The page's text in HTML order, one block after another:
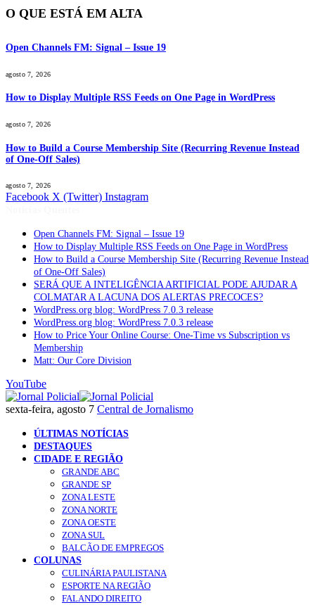
O QUE ESTÁ EM ALTA
Open Channels FM: Signal – Issue 19
agosto 7, 2026
How to Display Multiple RSS Feeds on One Page in WordPress
agosto 7, 2026
How to Build a Course Membership Site (Recurring Revenue Instead
of One-Off Sales)
agosto 7, 2026
Facebook X (Twitter) Instagram
Open Channels FM: Signal – Issue 19
How to Display Multiple RSS Feeds on One Page in WordPress
How to Build a Course Membership Site (Recurring Revenue Instead
of One-Off Sales)
SERÁ QUE A INTELIGÊNCIA ARTIFICIAL PODE AJUDAR A
COLMATAR A LACUNA DOS ALERTAS PRECOCES?
WordPress.org blog: WordPress 7.0.3 release
WordPress.org blog: WordPress 7.0.3 release
How to Price Your Online Course: One-Time vs Subscription vs
Membership
Matt: Our Core Division
YouTube
sexta-feira, agosto 7 Central de Jornalismo
ÚLTIMAS NOTÍCIAS
DESTAQUES
CIDADE E REGIÃO
GRANDE ABC
GRANDE SP
ZONA LESTE
ZONA NORTE
ZONA OESTE
ZONA SUL
BALCÃO DE EMPREGOS
COLUNAS
CULINÁRIA PAULISTANA
ESPORTE NA REGIÃO
FALANDO DIREITO